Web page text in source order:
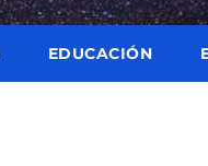
EDUCACIÓN